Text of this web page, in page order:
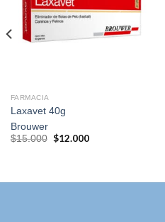
Agregar
a la
lista de
deseos
FARMACIA
Laxavet 40g
Brouwer
$15.000 El
$12.000El